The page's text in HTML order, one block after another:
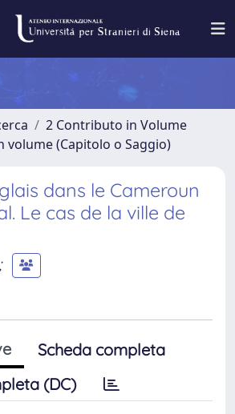
2 Contributo in Volume
volume (Capitolo o Saggio)
dans le Cameroun
Le cas de la ville de
;
Scheda completa
(DC)